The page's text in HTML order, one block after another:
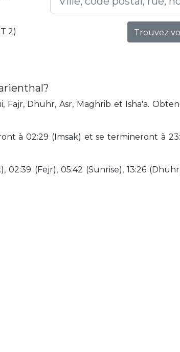
2)
Trouvez
Dhuhr, Asr, Maghrib et Isha'a.
à 02:29 (Imsak) et se termineront à
(Fejr), 05:42 (Sunrise), 13:26